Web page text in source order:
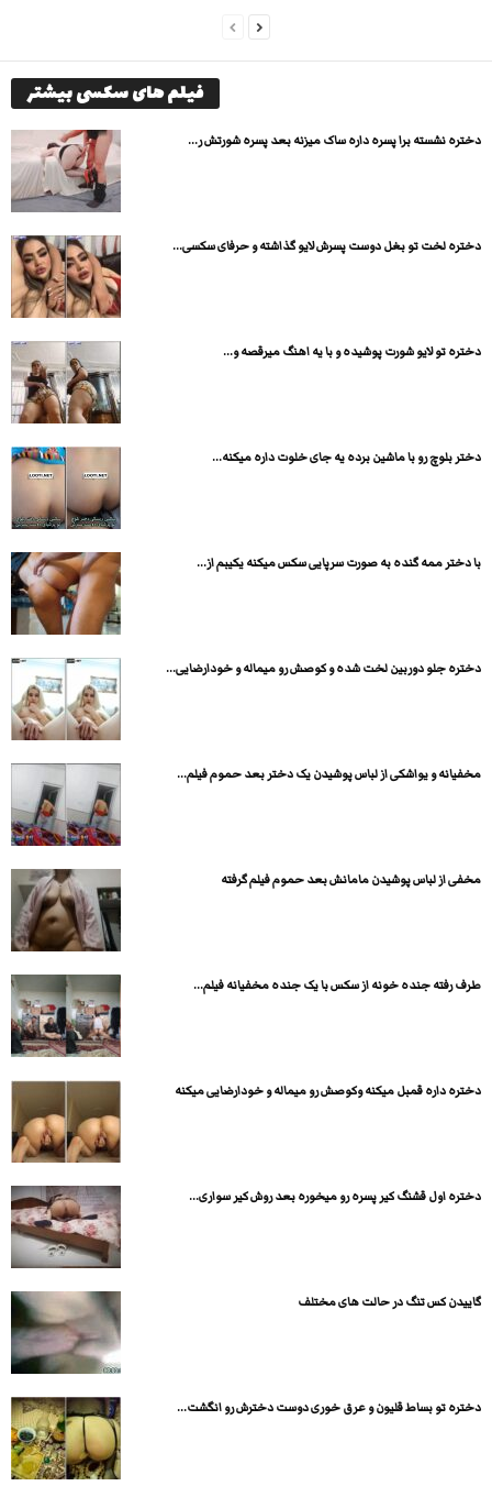
فیلم های سکسی بیشتر
دختره نشسته برا پسره داره ساک میزنه بعد پسره شورتش ر...
دختره لخت تو بغل دوست پسرش لایو گذاشته و حرفای سکسی...
دختره تو لایو شورت پوشیده و با یه اهنگ میرقصه و...
دختر بلوچ رو با ماشین برده یه جای خلوت داره میکنه...
با دختر ممه گنده به صورت سرپایی سکس میکنه یکیبم از...
دختره جلو دوربین لخت شده و کوصش رو میماله و خودارضایی...
مخفیانه و یواشکی از لباس پوشیدن یک دختر بعد حموم فیلم...
مخفی از لباس پوشیدن مامانش بعد حموم فیلم گرفته
طرف رفته جنده خونه از سکس با یک جنده مخفیانه فیلم...
دختره داره قمبل میکنه وکوصش رو میماله و خودارضایی میکنه
دختره اول قشنگ کیر پسره رو میخوره بعد روش کیر سواری...
گاییدن کس تنگ در حالت های مختلف
دختره تو بساط قلیون و عرق خوری دوست دخترش رو انگشت...